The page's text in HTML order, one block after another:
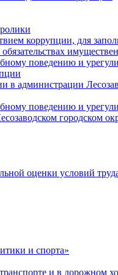
коррупции, для
поведению и
в администрации
поведению и
городском
оценки условий
и спорта»
и в дорожном